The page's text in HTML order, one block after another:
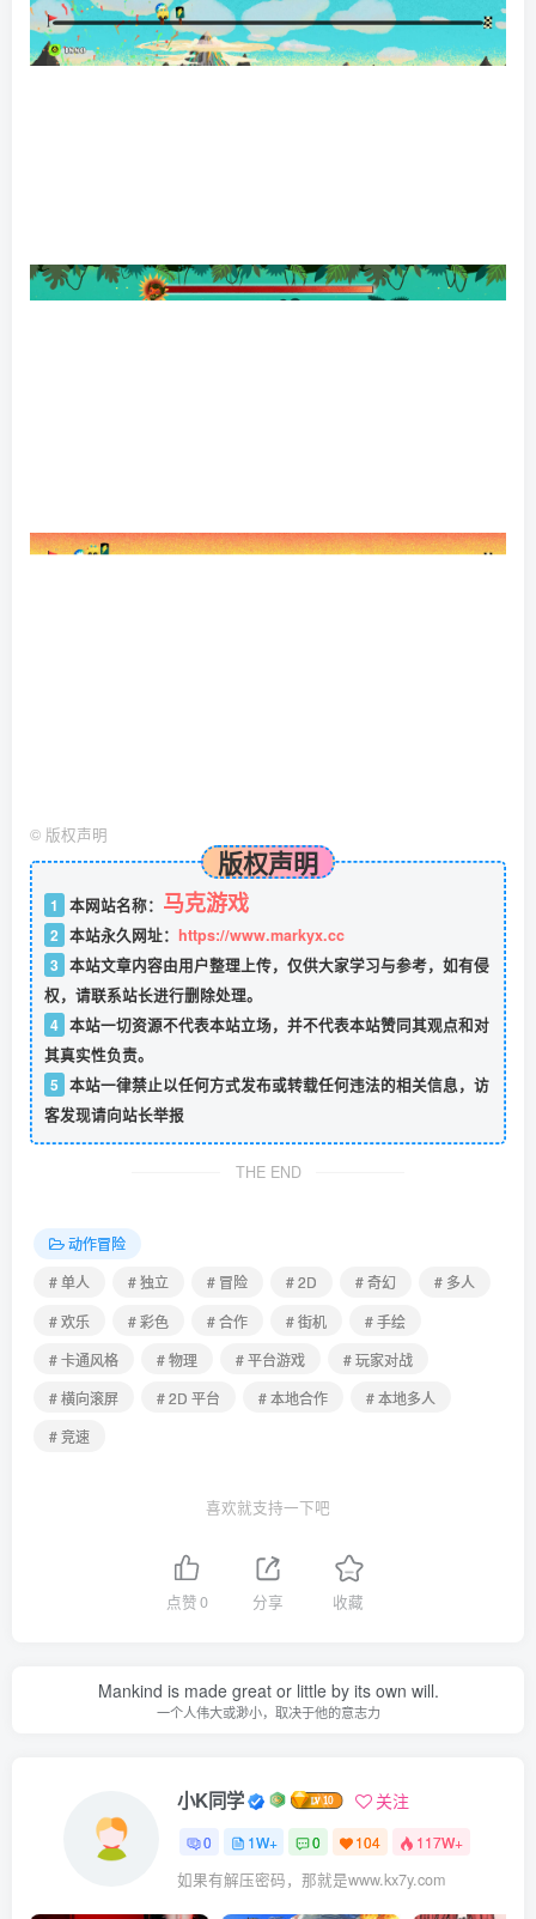
© 版权声明
版权声明
1 本网站名称： 马克游戏
2 本站永久网址： https://www.markyx.cc
3 本站文章内容由用户整理上传，仅供大家学习与参考，如有侵
权，请联系站长进行删除处理。
4 本站一切资源不代表本站立场，并不代表本站赞同其观点和对
其真实性负责。
5 本站一律禁止以任何方式发布或转载任何违法的相关信息，访
客发现请向站长举报
THE END
动作冒险
# 单人
# 独立 # 冒险 # 2D # 奇幻
# 多人
# 欢乐
# 彩色 # 合作 # 街机
# 手绘
# 卡通风格
# 物理 # 平台游戏
# 玩家对战
# 横向滚屏
# 2D 平台 # 本地合作
# 本地多人
# 竞速
喜欢就支持一下吧
点赞0 分享 收藏
Mankind is made great or little by its own will.
一个人伟大或渺小，取决于他的意志力
小K同学 关注
0 1W+ 0 104 117W+
如果有解压密码，那就是www.kx7y.com